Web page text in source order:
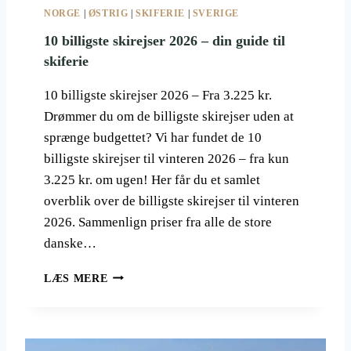
R
NORGE | ØSTRIG |SKIFERIE | SVERIGE
10 billigste skirejser 2026 – din guide til
skiferie
10 billigste skirejser 2026 – Fra 3.225 kr.
Drømmer du om de billigste skirejser uden at
sprænge budgettet? Vi har fundet de 10
billigste skirejser til vinteren 2026 – fra kun
3.225 kr. om ugen! Her får du et samlet
overblik over de billigste skirejser til vinteren
2026. Sammenlign priser fra alle de store
danske…
LÆS MERE 1
L